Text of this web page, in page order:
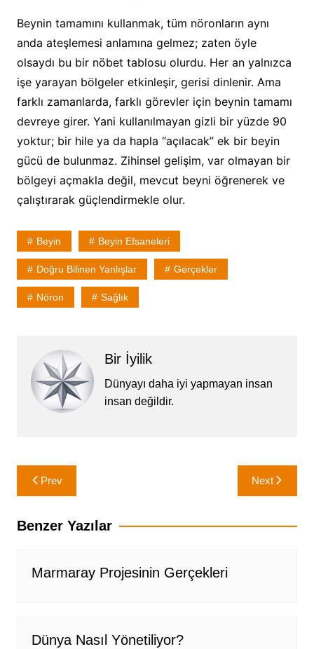
Beynin tamamını kullanmak, tüm nöronların aynı
anda ateşlemesi anlamına gelmez; zaten öyle
olsaydı bu bir nöbet tablosu olurdu. Her an yalnızca
işe yarayan bölgeler etkinleşir, gerisi dinlenir. Ama
farklı zamanlarda, farklı görevler için beynin tamamı
devreye girer. Yani kullanılmayan gizli bir yüzde 90
yoktur; bir hile ya da hapla “açılacak” ek bir beyin
gücü de bulunmaz. Zihinsel gelişim, var olmayan bir
bölgeyi açmakla değil, mevcut beyni öğrenerek ve
çalıştırarak güçlendirmekle olur.
Beyin Beyin Efsaneleri
Doğru Bilinen Yanlışlar Gerçekler
Nöron Sağlık
Bir İyilik
Dünyayı daha iyi yapmayan insan
insan değildir.
Yazı
gezinmesi
Prev Next
Benzer Yazılar
Marmaray Projesinin Gerçekleri
Dünya Nasıl Yönetiliyor?